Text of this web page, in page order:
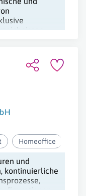
Homeoffice
und
kontinuierliche